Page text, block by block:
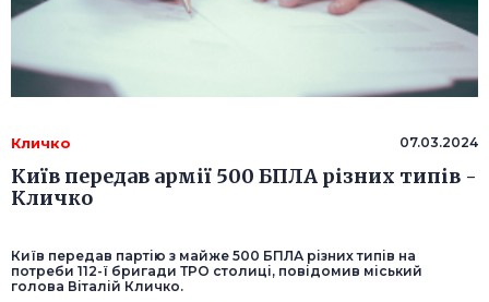
Кличко 07.03.2024
Київ передав армії 500 БПЛА різних типів -
Кличко
Київ передав партію з майже 500 БПЛА різних типів на
потреби 112-ї бригади ТРО столиці, повідомив міський
голова Віталій Кличко.